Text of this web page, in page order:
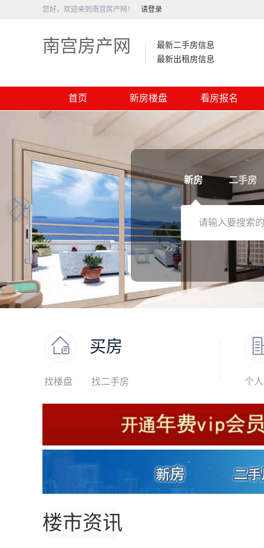
您好，欢迎来到南宫房产网！ 请登录
南宫房产网
最新二手房信息
最新出租房信息
首页 新房楼盘 看房报名
新房 二手房
买房
找楼盘 找二手房 个
楼市资讯